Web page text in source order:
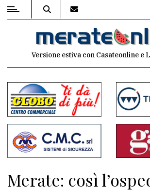
MENU
commenti
Contenuti
del
sito
Associazioni
Versione estiva con Casateonline e
Merate: così